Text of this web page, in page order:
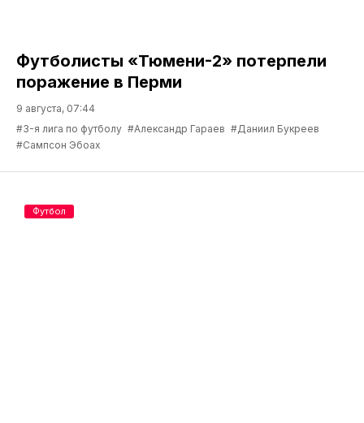
Футболисты «Тюмени-2» потерпели
поражение в Перми
9 августа, 07:44
#3-я лига по футболу #Александр Гараев #Даниил Букреев
#Сампсон Эбоах
Футбол